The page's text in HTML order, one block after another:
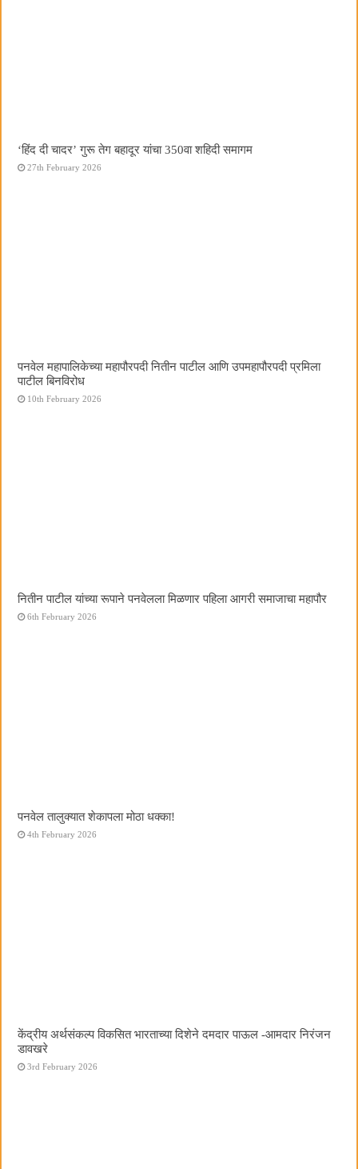
‘हिंद दी चादर’ गुरू तेग बहादूर यांचा 350वा शहिदी समागम
27th February 2026
पनवेल महापालिकेच्या महापौरपदी नितीन पाटील आणि उपमहापौरपदी प्रमिला
पाटील बिनविरोध
10th February 2026
नितीन पाटील यांच्या रूपाने पनवेलला मिळणार पहिला आगरी समाजाचा महापौर
6th February 2026
पनवेल तालुक्यात शेकापला मोठा धक्का!
4th February 2026
केंद्रीय अर्थसंकल्प विकसित भारताच्या दिशेने दमदार पाऊल -आमदार निरंजन
डावखरे
3rd February 2026